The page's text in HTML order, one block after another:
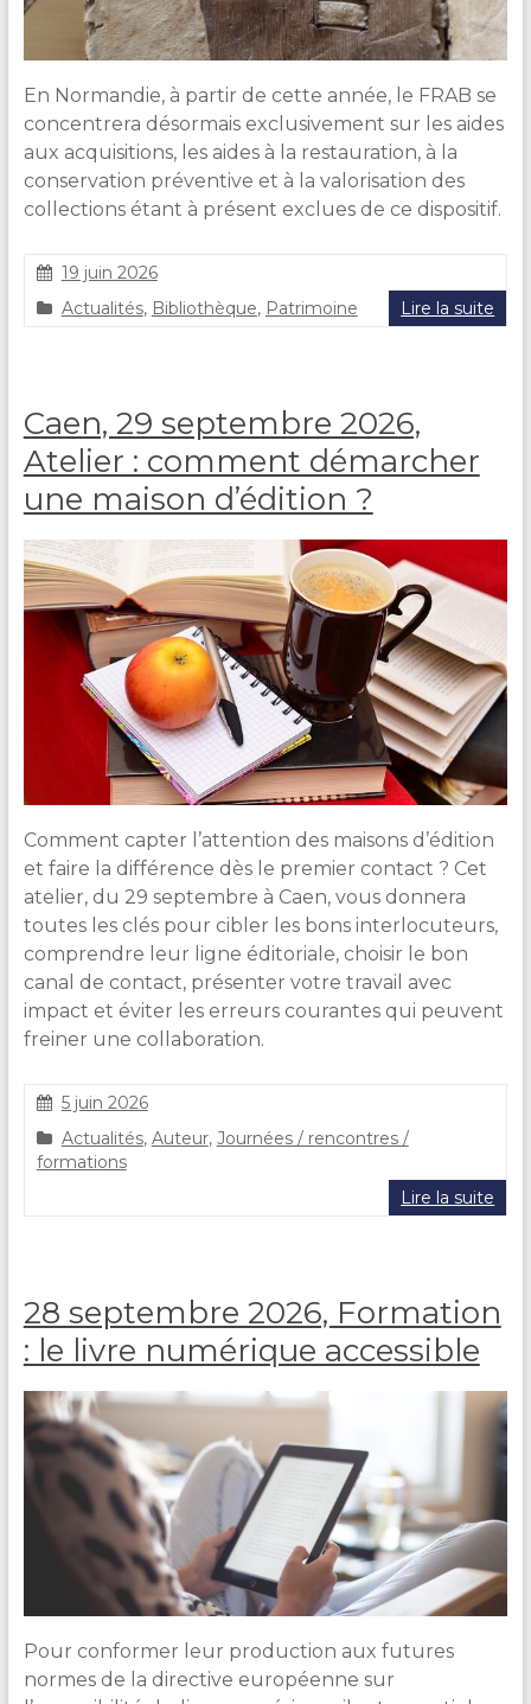
En Normandie, à partir de cette année, le FRAB se
concentrera désormais exclusivement sur les aides
aux acquisitions, les aides à la restauration, à la
conservation préventive et à la valorisation des
collections étant à présent exclues de ce dispositif.
C
l
e
D
U
A
D
19 juin 2026
Actualités, Bibliothèque, Patrimoine Lire la suite
Caen, 29 septembre 2026,
Atelier : comment démarcher
une maison d’édition ?
Comment capter l’attention des maisons d’édition
et faire la différence dès le premier contact ? Cet
atelier, du 29 septembre à Caen, vous donnera
toutes les clés pour cibler les bons interlocuteurs,
comprendre leur ligne éditoriale, choisir le bon
canal de contact, présenter votre travail avec
impact et éviter les erreurs courantes qui peuvent
freiner une collaboration.
l
a
R
A
N
D
5 juin 2026
Actualités, Auteur, Journées / rencontres /
formations
Lire la suite
28 septembre 2026, Formation
: le livre numérique accessible
Pour conformer leur production aux futures
normes de la directive européenne sur